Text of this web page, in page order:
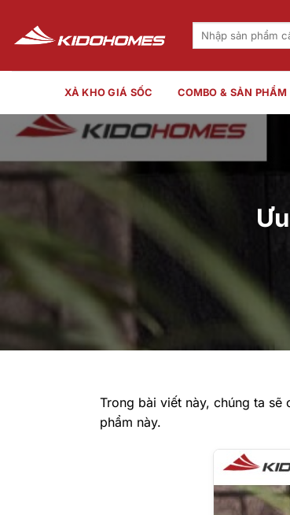
nội
dung
Tìm
XẢ KHO GIÁ SỐC COMBO & SẢN PHẨM
Trong bài viết này, chúng ta sẽ
phẩm này.